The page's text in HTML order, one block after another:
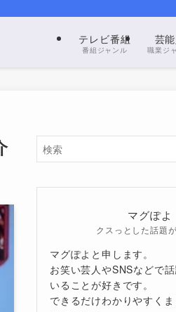
テレビ番組
番組ジャンル
芸
職業ジ
マグぽよ
クスっとした話題
マグぽよと申します。
お笑い芸人やSNSなどで
いることが好きです。
できるだけわかりやすく